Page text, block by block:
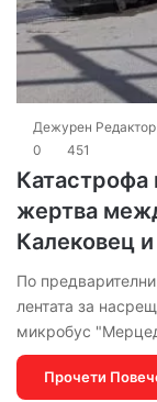
Дежурен Редактор
0
451
Катастрофа
жертва
Калековец
По
лентата за
микробус
Прочети